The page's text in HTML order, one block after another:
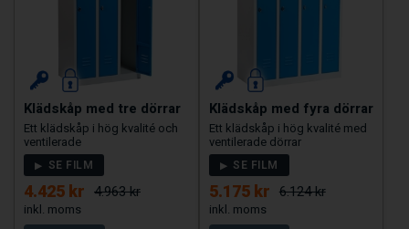
Klädskåp med tre dörrar
Ett klädskåp i hög kvalité och
ventilerade
SE FILM
4.425 kr 4.963 kr
Klädskåp med fyra dörrar
Ett klädskåp i hög kvalité med
ventilerade dörrar
SE FILM
5.175 kr 6.124 kr